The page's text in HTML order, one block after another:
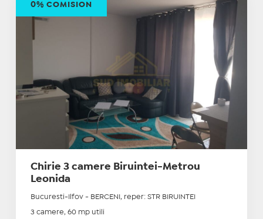
Chirie 3 camere Biruintei-Metrou
Leonida
Bucuresti-Ilfov - BERCENI, reper: STR BIRUINTEI
3 camere, 60 mp utili
0% COMISION